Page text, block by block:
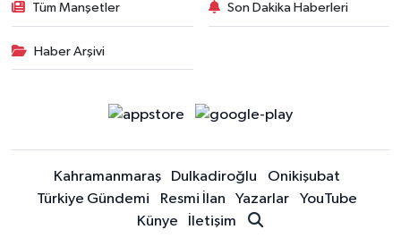
Tüm Manşetler Son Dakika Haberleri
Haber Arşivi
Kahramanmaraş Dulkadiroğlu
Onikişubat
Türkiye Gündemi
Resmi İlan Yazarlar
YouTube
Künye
İletişim